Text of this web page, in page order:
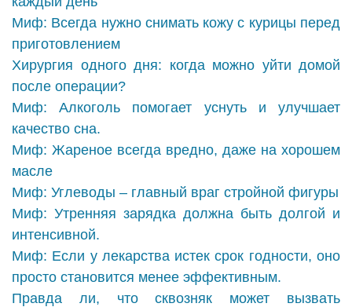
Миф: Всегда нужно снимать кожу с курицы перед
приготовлением
Хирургия одного дня: когда можно уйти домой
после операции?
Миф: Алкоголь помогает уснуть и улучшает
качество сна.
Миф: Жареное всегда вредно, даже на хорошем
масле
Миф: Углеводы – главный враг стройной фигуры
Миф: Утренняя зарядка должна быть долгой и
интенсивной.
Миф: Если у лекарства истек срок годности, оно
просто становится менее эффективным.
Правда ли, что сквозняк может вызвать